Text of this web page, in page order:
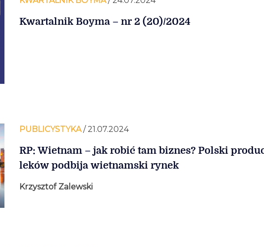
Kwartalnik Boyma – nr 2 (20)/2024
PUBLICYSTYKA/ 21.07.2024
RP: Wietnam – jak robić tam biznes? Polski
leków podbija wietnamski rynek
Krzysztof Zalewski